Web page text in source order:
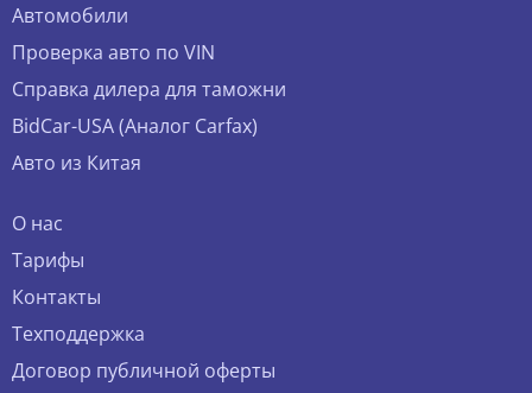
Автомобили
Проверка авто по VIN
Справка дилера для таможни
BidCar-USA (Аналог Carfax)
Авто из Китая
О нас
Тарифы
Контакты
Техподдержка
Договор публичной оферты